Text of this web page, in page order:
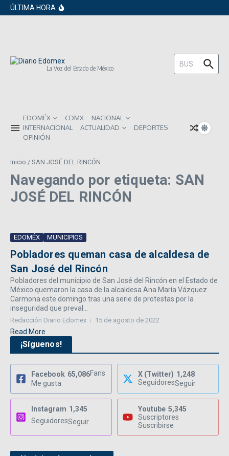
Saltar al contenido
ÚLTIMA HORA
inversionistas extranjeros; emite nueva
comunes entre los mexicanos
La Voz del Estado de México
Buscar:
EDOMÉX CDMX
NACIONAL
INTERNACIONAL
ACTUALIDAD
DEPORTES
OPINIÓN
Inicio / SAN JOSÉ DEL RINCÓN
Navegando por etiqueta: SAN
JOSÉ DEL RINCÓN
EDOMÉX MUNICIPIOS
Pobladores queman casa de alcaldesa de
San José del Rincón
Pobladores del municipio de San José del Rincón en el Estado de
México quemaron la casa de la alcaldesa Ana María Vázquez
Carmona este domingo tras una serie de protestas por la
inseguridad que preval...
Redacción Diario Edomex 15 de agosto de 2022
Read More
¡Síguenos!
Facebook 65,086Fans
Me gusta
X (Twitter) 1,248
SeguidoresSeguir
Instagram 1,345
SeguidoresSeguir
Youtube 5,345
Suscriptores
Suscribirse